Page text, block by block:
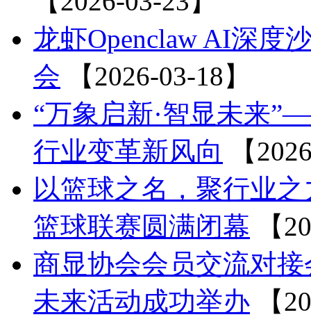
龙虾Openclaw AI深度
会
【2026-03-18】
“万象启新·智显未来
行业变革新风向
【
以篮球之名，聚行业
篮球联赛圆满闭幕
【
商显协会会员交流对
未来活动成功举办
【